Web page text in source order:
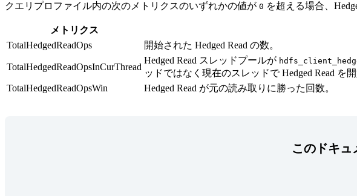
クエリプロファイル内の次のメトリクスのいずれかの値が 0 を超える場合、
メトリクス
TotalHedgedReadOps
開始された Hedged Read の数。
TotalHedgedReadOpsInCurThread
Hedged Read スレッドプールが
ッドではなく現在のスレッドで Hedged Read を
TotalHedgedReadOpsWin
Hedged Read が元の読み取りに勝った回数。
このドキュ